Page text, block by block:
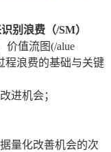
别浪费（/SM）
价值流图(/alue
程浪费的基础与关键
进机会；
量化改善机会的次